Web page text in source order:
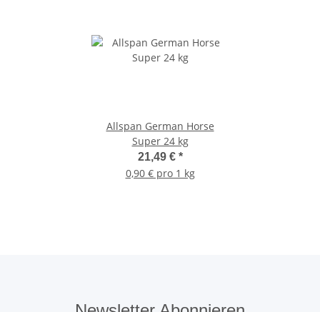
Allspan German Horse
Super 24 kg
21,49 € *
0,90 € pro 1 kg